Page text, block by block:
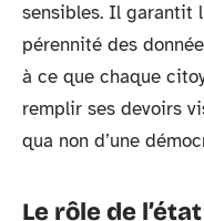
sensibles. Il garantit
pérennité des
à ce que chaque
remplir ses devoirs
qua non d’une
Le rôle de